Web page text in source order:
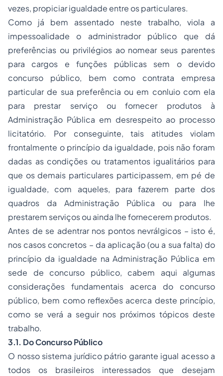
vezes, propiciar igualdade entre os particulares.
Como já bem assentado neste trabalho, viola a
impessoalidade o administrador público que dá
preferências ou privilégios ao nomear seus parentes
para cargos e funções públicas sem o devido
concurso público, bem como contrata empresa
particular de sua preferência ou em conluio com ela
para prestar serviço ou fornecer produtos à
Administração Pública em desrespeito ao processo
licitatório. Por conseguinte, tais atitudes violam
frontalmente o princípio da igualdade, pois não foram
dadas as condições ou tratamentos igualitários para
que os demais particulares participassem, em pé de
igualdade, com aqueles, para fazerem parte dos
quadros da Administração Pública ou para lhe
prestarem serviços ou ainda lhe fornecerem produtos.
Antes de se adentrar nos pontos nevrálgicos – isto é,
nos casos concretos – da aplicação (ou a sua falta) do
princípio da igualdade na Administração Pública em
sede de concurso público, cabem aqui algumas
considerações fundamentais acerca do concurso
público, bem como reflexões acerca deste princípio,
como se verá a seguir nos próximos tópicos deste
trabalho.
3.1. Do Concurso Público
O nosso sistema jurídico pátrio garante igual acesso a
todos os brasileiros interessados que desejam